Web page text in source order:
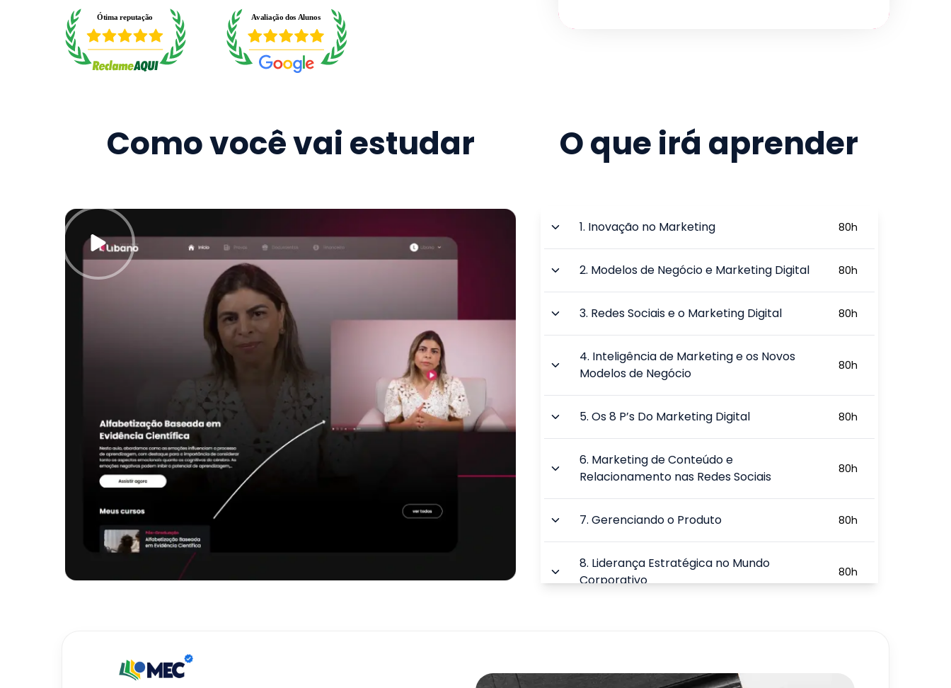
Como você vai estudar O que irá aprender
1. Inovação no Marketing 80h
2. Modelos de Negócio e Marketing Digital 80h
3. Redes Sociais e o Marketing Digital 80h
4. Inteligência de Marketing e os Novos
Modelos de Negócio
80h
5.Os 8 P’s Do Marketing Digital 80h
6. Marketing de Conteúdo e
Relacionamento nas Redes Sociais
80h
7.Gerenciando o Produto 80h
8. Liderança Estratégica no Mundo
Corporativo
80h
TOTAL: